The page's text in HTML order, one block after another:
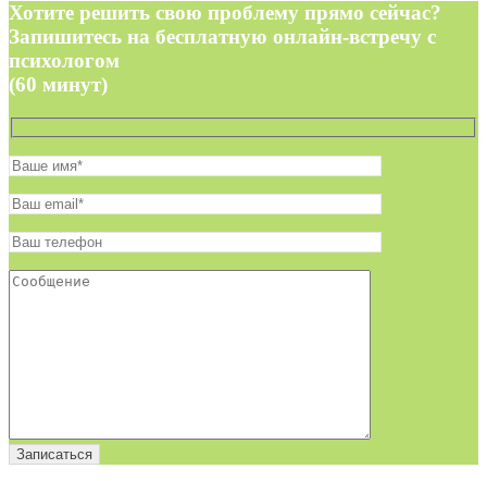
Хотите решить свою проблему прямо сейчас?
Запишитесь на бесплатную онлайн-встречу с
психологом
(60 минут)